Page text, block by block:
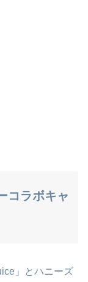
コラボキャ
」とハニーズ